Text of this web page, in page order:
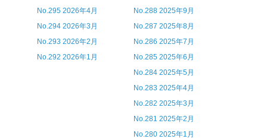
No.295 2026年4月
No.294 2026年3月
No.293 2026年2月
No.292 2026年1月
No.288 2025年9月
No.287 2025年8月
No.286 2025年7月
No.285 2025年6月
No.284 2025年5月
No.283 2025年4月
No.282 2025年3月
No.281 2025年2月
No.280 2025年1月